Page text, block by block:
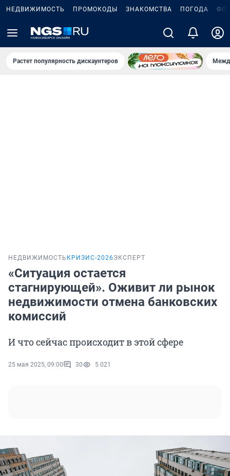
НЕДВИЖИМОСТЬ ПРОМОКОДЫ ЗНАКОМСТВА ПОГОДА
Растет популярность дискаунтеров
НЕДВИЖИМОСТЬ КРИЗИС-2026ЭКСПЕРТ
«Ситуация остается
стагнирующей». Оживит ли рынок
недвижимости отмена банковских
комиссий
И что сейчас происходит в этой сфере
25 мая 2025, 09:00 30 5 021